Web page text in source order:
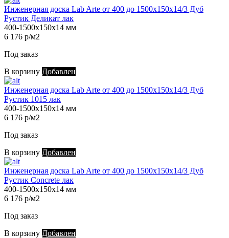
Инженерная доска Lab Arte от 400 до 1500х150х14/3 Дуб
Рустик Деликат лак
400-1500х150х14 мм
6 176 р/м2
Под заказ
В корзину Добавлен
Инженерная доска Lab Arte от 400 до 1500х150х14/3 Дуб
Рустик 1015 лак
400-1500х150х14 мм
6 176 р/м2
Под заказ
В корзину Добавлен
Инженерная доска Lab Arte от 400 до 1500х150х14/3 Дуб
Рустик Concrete лак
400-1500х150х14 мм
6 176 р/м2
Под заказ
В корзину Добавлен